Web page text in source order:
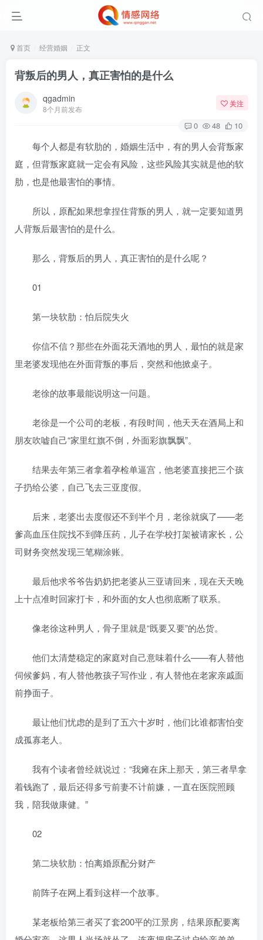
首页 经营婚姻 正文
背叛后的男人，真正害怕的是什么
qgadmin
8个月前发布
关注
0 48 10
每个人都是有软肋的，婚姻生活中，有的男人会背叛家
庭，但背叛家庭就一定会有风险，这些风险其实就是他的软
肋，也是他最害怕的事情。
所以，原配如果想拿捏住背叛的男人，就一定要知道男
人背叛后最害怕的是什么。
那么，背叛后的男人，真正害怕的是什么呢？
01
第一块软肋：怕后院失火
你信不信？那些在外面花天酒地的男人，最怕的就是家
里老婆发现他在外面背叛的事后，突然和他掀桌子。
老徐的故事最能说明这一问题。
老徐是一个公司的老板，有段时间，他天天在酒局上和
朋友吹嘘自己“家里红旗不倒，外面彩旗飘飘”。
结果去年第三者拿着孕检单逼宫，他老婆直接把三个孩
子扔给公婆，自己飞去三亚度假。
后来，老婆出去度假还不到半个月，老徐就疯了——老
爹高血压住院找不到降压药，儿子在学校打架被请家长，公
司财务突然发现三笔糊涂账。
最后他求爷爷告奶奶把老婆从三亚请回来，现在天天晚
上十点准时回家打卡，和外面的女人也彻底断了联系。
像老徐这种男人，骨子里就是“既要又要”的怂货。
他们太清楚稳定的家庭对自己意味着什么——有人替他
伺候爹妈，有人替他教孩子写作业，有人替他在老家亲戚面
前挣面子。
最让他们忧虑的是到了五六十岁时，他们比谁都害怕变
成孤寡老人。
我有个读者曾经就说过：“我瘫在床上那天，第三者早拿
着钱跑了，最后还得多亏前妻不计前嫌，一直在医院照顾
我，陪我做康健。”
02
第二块软肋：怕离婚原配分财产
前阵子在网上看到这样一个故事。
某老板给第三者买了套200平的江景房，结果原配要离